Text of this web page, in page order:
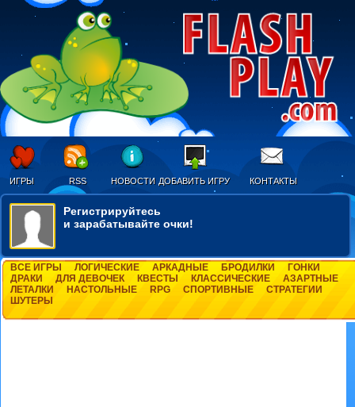
ИГРЫ RSS НОВОСТИ ДОБАВИТЬ ИГРУ КОНТАКТЫ
Регистрируйтесь
и зарабатывайте очки!
ВСЕ ИГРЫ ЛОГИЧЕСКИЕ АРКАДНЫЕ БРОДИЛКИ
ГОНКИ
ДРАКИ
ДЛЯ ДЕВОЧЕК КВЕСТЫ КЛАССИЧЕСКИЕ
АЗАРТНЫЕ
ЛЕТАЛКИ
НАСТОЛЬНЫЕ RPG СПОРТИВНЫЕ
СТРАТЕГИИ
ШУТЕРЫ